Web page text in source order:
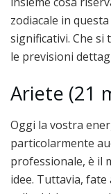
zodiacale in
significativi. Che si
le previsioni
Ariete (21
Oggi la vostra
particolarmente
professionale, è il
idee. Tuttavia,